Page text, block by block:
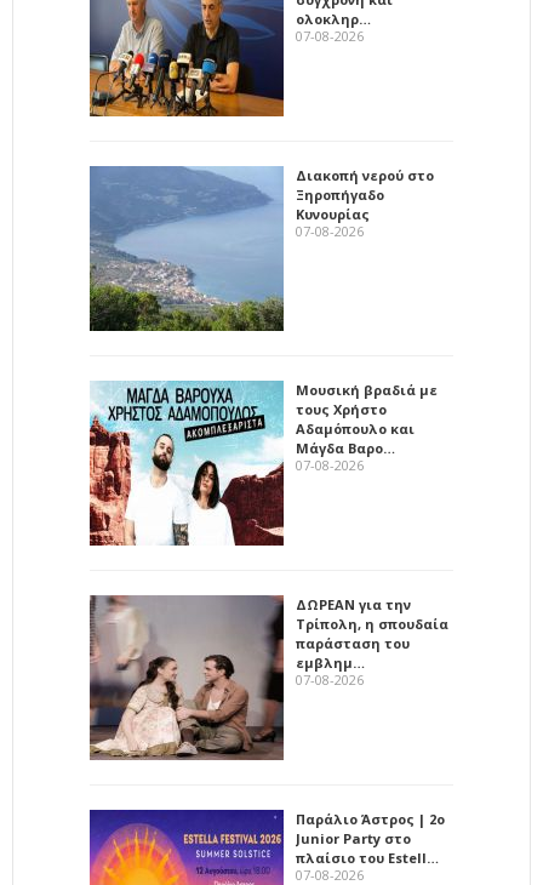
ολοκληρ…
07-08-2026
Διακοπή νερού στο
Ξηροπήγαδο
Κυνουρίας
07-08-2026
Μουσική βραδιά με
τους Χρήστο
Αδαμόπουλο και
Μάγδα Βαρο…
07-08-2026
ΔΩΡΕΑΝ για την
Τρίπολη, η σπουδαία
παράσταση του
εμβλημ…
07-08-2026
Παράλιο Άστρος | 2ο
Junior Party στο
πλαίσιο του Estell…
07-08-2026